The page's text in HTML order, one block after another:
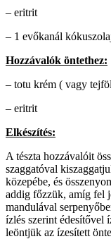
– eritrit
– 1 evőkanál
Hozzávalók öntethez:
– totu krém ( vagy
– eritrit
Elkészítés:
A tészta hozzávalóit
szaggatóval
közepébe, és
addig főzzük, amíg fel
mandulával
ízlés szerint édesítővel
leöntjük az ízesített